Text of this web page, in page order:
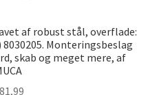
af robust stål, overflade:
Monteringsbeslag
skab og meget mere, af
81,99